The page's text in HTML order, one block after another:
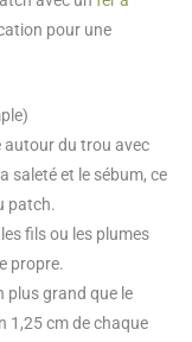
pour une
autour du trou avec
saleté et le sébum, ce
patch.
fils ou les plumes
propre.
plus grand que le
1,25 cm de chaque